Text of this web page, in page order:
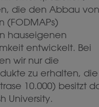
die den Abbau von
(FODMAPs)
hauseigenen
entwickelt. Bei
wir nur die
zu erhalten, die
10.000) besitzt
University.